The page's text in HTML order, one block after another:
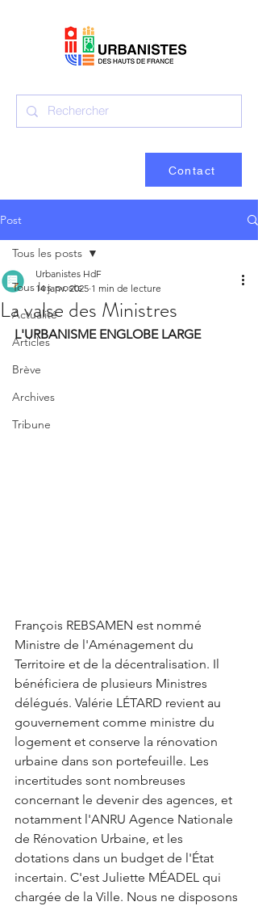
Contact
Post
Tous les posts
Actualité
Articles
Brève
Archives
Tribune
Tous les posts
La valse des Ministres
Urbanistes HdF
14 janv. 2025 1 min de lecture
L'URBANISME ENGLOBE LARGE
François REBSAMEN est nommé
Ministre de l'Aménagement du
Territoire et de la décentralisation. Il
bénéficiera de plusieurs Ministres
délégués. Valérie LÉTARD revient au
gouvernement comme ministre du
logement et conserve la rénovation
urbaine dans son portefeuille. Les
incertitudes sont nombreuses
concernant le devenir des agences, et
notamment l'ANRU Agence Nationale
de Rénovation Urbaine, et les
dotations dans un budget de l'État
incertain. C'est Juliette MÉADEL qui
chargée de la Ville. Nous ne disposons